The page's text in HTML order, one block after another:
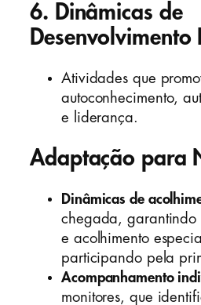
6. Dinâmicas de
Desenvolvimento
Atividades que
autoconhecimento,
e liderança.
Adaptação para
Dinâmicas de
chegada,
e acolhimento
participando pela
Acompanhamento
monitores, que